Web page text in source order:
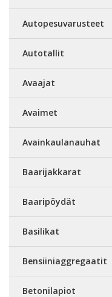
Autopesuvarusteet
Autotallit
Avaajat
Avaimet
Avainkaulanauhat
Baarijakkarat
Baaripöydät
Basilikat
Bensiiniaggregaatit
Betonilapiot